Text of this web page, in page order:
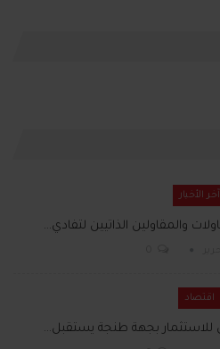
آخر الأخبار
اقتصاد
للاستثمار بجهة طنجة يستقبل…